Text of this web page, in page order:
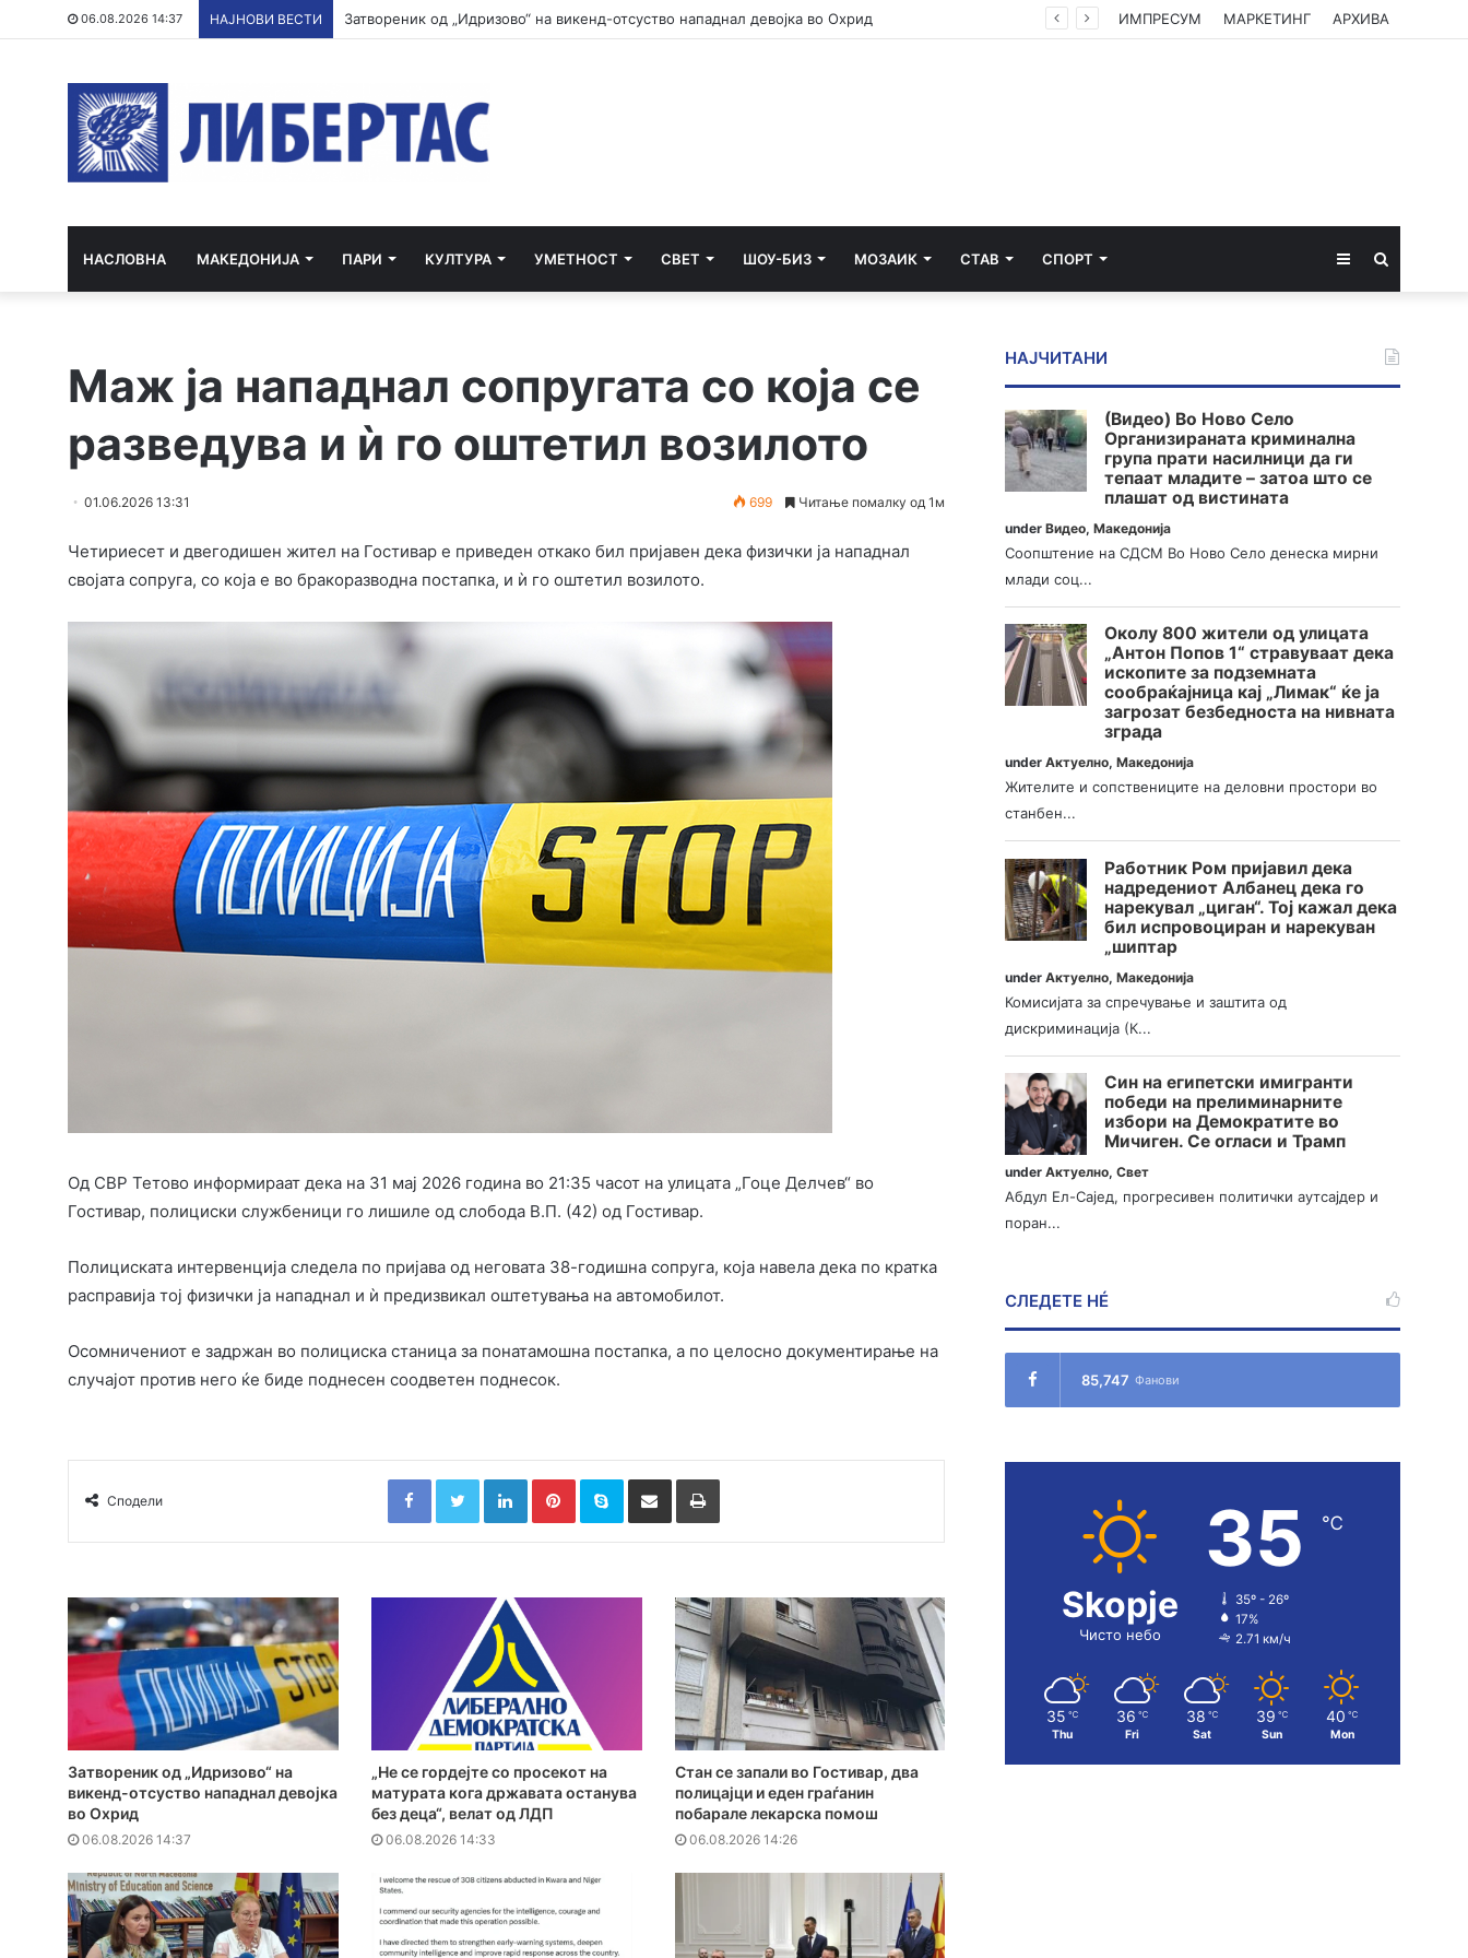
06.08.2026 14:37 НАЈНОВИ ВЕСТИ „Не се гордејте со просекот на матурата кога државата останува без деца“, велат од ЛДП ИМПРЕСУМ МАРКЕТИНГ АРХИВА
НАСЛОВНА МАКЕДОНИЈА ПАРИ КУЛТУРА УМЕТНОСТ СВЕТ ШОУ-БИЗ МОЗАИК СТАВ СПОРТ Sidebar
Маж ја нападнал сопругата со која се
разведува и ѝ го оштетил возилото
01.06.2026 13:31 699 Читање помалку од 1м
Четириесет и двегодишен жител на Гостивар е приведен откако бил пријавен дека физички ја нападнал
својата сопруга, со која е во бракоразводна постапка, и ѝ го оштетил возилото.
Од СВР Тетово информираат дека на 31 мај 2026 година во 21:35 часот на улицата „Гоце Делчев“ во
Гостивар, полициски службеници го лишиле од слобода В.П. (42) од Гостивар.
Полициската интервенција следела по пријава од неговата 38-годишна сопруга, која навела дека по кратка
расправија тој физички ја нападнал и ѝ предизвикал оштетувања на автомобилот.
Осомничениот е задржан во полициска станица за понатамошна постапка, а по целосно документирање на
случајот против него ќе биде поднесен соодветен поднесок.
Сподели
FacebookTwitterLinkedInPinterestSkype Сподели преку Е-маил Испринтај
Затвореник од „Идризово“ на
викенд-отсуство нападнал девојка
во Охрид
06.08.2026 14:37
„Не се гордејте со просекот на
матурата кога државата останува
без деца“, велат од ЛДП
06.08.2026 14:33
Стан се запали во Гостивар, два
полицајци и еден граѓанин
побарале лекарска помош
06.08.2026 14:26
НАЈЧИТАНИ
(Видео) Во Ново Село
Организираната криминална
група прати насилници да ги
тепаат младите – затоа што се
плашат од вистината
underВидео,Македонија
Соопштение на СДСМ Во Ново Село денеска мирни
млади соц...
Околу 800 жители од улицата
„Антон Попов 1“ стравуваат дека
ископите за подземната
сообраќајница кај „Лимак“ ќе ја
загрозат безбедноста на нивната
зграда
underАктуелно,Македонија
Жителите и сопствениците на деловни простори во
станбен...
Работник Ром пријавил дека
надредениот Албанец дека го
нарекувал „циган“. Тој кажал дека
бил испровоциран и нарекуван
„шиптар
underАктуелно,Македонија
Комисијата за спречување и заштита од
дискриминација (К...
Син на египетски имигранти
победи на прелиминарните
избори на Демократите во
Мичиген. Се огласи и Трамп
underАктуелно,Свет
Абдул Ел-Сајед, прогресивен политички аутсајдер и
поран...
СЛЕДЕТЕ НÉ
85,747 Фанови
Skopje
Чисто небо
35 ℃
35º - 26º
17%
2.71 км/ч
35 ℃
Thu
36 ℃
Fri
38 ℃
Sat
39 ℃
Sun
40 ℃
Mon